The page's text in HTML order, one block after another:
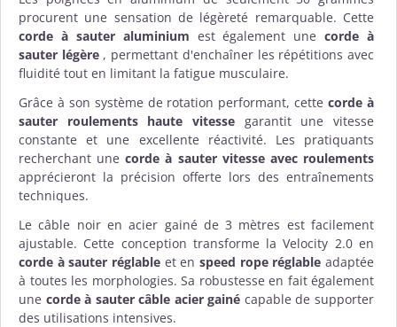
procurent une sensation de légèreté remarquable. Cette
corde à sauter aluminium est également unecorde à
sauter légère, permettant d'enchaîner les répétitions avec
fluidité tout en limitant la fatigue musculaire.
Grâce à son système de rotation performant, cettecorde à
sauter roulements haute vitesse garantit une vitesse
constante et une excellente réactivité. Les pratiquants
recherchant unecorde à sauter vitesse avec roulements
apprécieront la précision offerte lors des entraînements
techniques.
Le câble noir en acier gainé de 3 mètres est facilement
ajustable. Cette conception transforme la Velocity 2.0 en
corde à sauter réglable et en speed rope réglable adaptée
à toutes les morphologies. Sa robustesse en fait également
une corde à sauter câble acier gainé capable de supporter
des utilisations intensives.